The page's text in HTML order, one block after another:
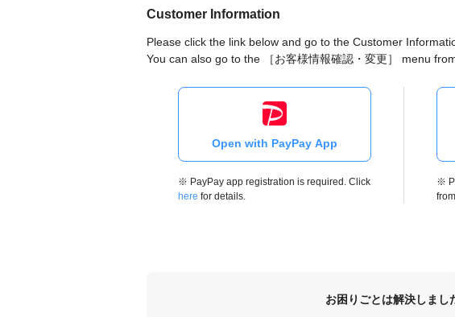
Customer Information
Please click the link below and go to the Customer
You can also go to the ［お客様情報確認・変更］ menu
Open with PayPay App
※ PayPay app registration is required. Click
here for details.
※
お困りごとは解決しまし